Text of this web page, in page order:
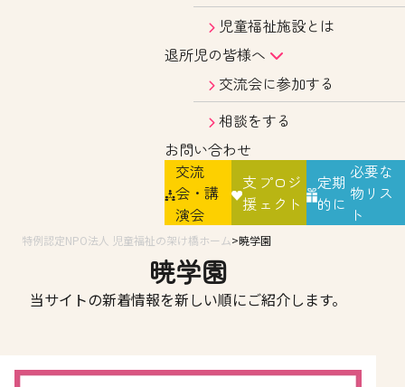
児童福祉施設とは
退所児の皆様へ
交流会に参加する
相談をする
お問い合わせ
交流
会・講
演会
支
援
プロジ
ェクト
定期
的に
必要な
物リス
ト
特例認定NPO法人 児童福祉の架け橋ホーム 暁学園
暁学園
当サイトの新着情報を新しい順にご紹介します。